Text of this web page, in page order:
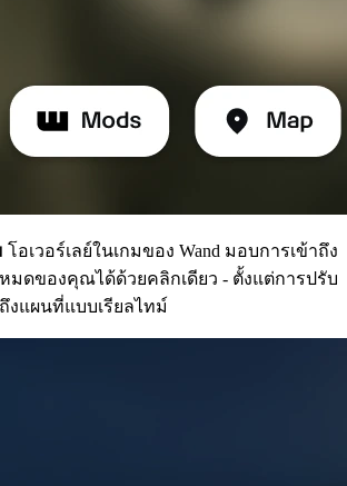
โอเวอร์เลย์ในเกมของ Wand มอบการเข้าถึง
มดของคุณได้ด้วยคลิกเดียว - ตั้งแต่การปรับ
งแผนที่แบบเรียลไทม์